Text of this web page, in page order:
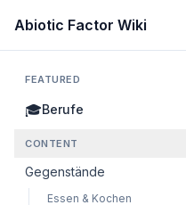
Abiotic Factor Wiki
FEATURED
🎓Berufe
CONTENT
Gegenstände
Essen & Kochen